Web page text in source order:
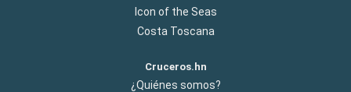
Icon of the Seas
Costa Toscana
Cruceros.hn
¿Quiénes somos?